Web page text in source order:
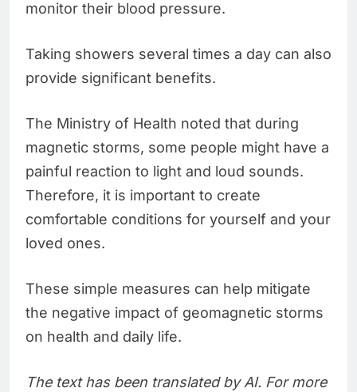
monitor their blood pressure.
Taking showers several times a day can also
provide significant benefits.
The Ministry of Health noted that during
magnetic storms, some people might have a
painful reaction to light and loud sounds.
Therefore, it is important to create
comfortable conditions for yourself and your
loved ones.
These simple measures can help mitigate
the negative impact of geomagnetic storms
on health and daily life.
The text has been translated by AI. For more